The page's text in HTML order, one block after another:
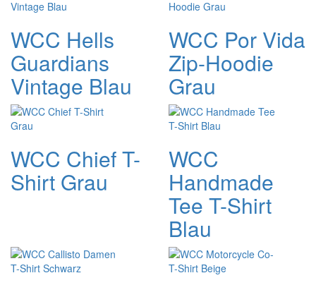
WCC Hells
Guardians
Vintage Blau
WCC Por Vida
Zip-Hoodie
Grau
WCC Chief T-
Shirt Grau
WCC
Handmade
Tee T-Shirt
Blau